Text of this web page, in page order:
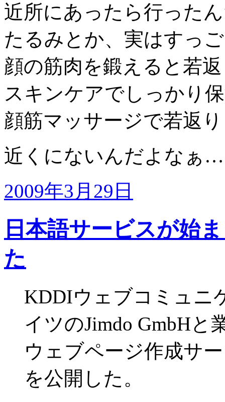
近所にあったら行った
たるみとか、実はすっ
顔の筋肉を鍛えると若
スキンケアでしっかり
顔筋マッサージで若返
近くにないんだよなぁ
2009年3月29日
日本語サービスが始
た
KDDIウェブコミュニ
イツのJimdo GmbH
ウェブページ作成サ
を公開した。